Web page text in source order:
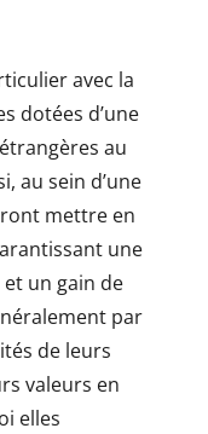
avec la
dotées d’une
au
au sein d’une
mettre en
une
un gain de
par
de leurs
valeurs en
elles